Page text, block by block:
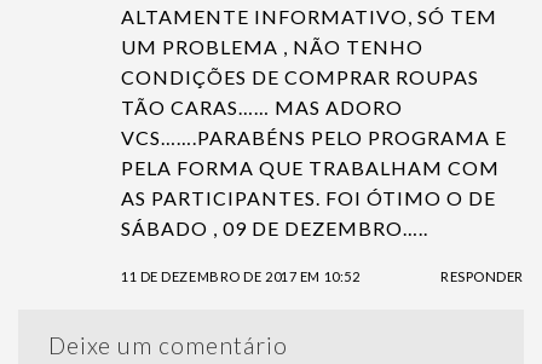
ALTAMENTE INFORMATIVO, SÓ TEM
UM PROBLEMA , NÃO TENHO
CONDIÇÕES DE COMPRAR ROUPAS
TÃO CARAS…… MAS ADORO
VCS…….PARABÉNS PELO PROGRAMA E
PELA FORMA QUE TRABALHAM COM
AS PARTICIPANTES. FOI ÓTIMO O DE
SÁBADO , 09 DE DEZEMBRO…..
11 DE DEZEMBRO DE 2017 EM 10:52 RESPONDER
Deixe um comentário